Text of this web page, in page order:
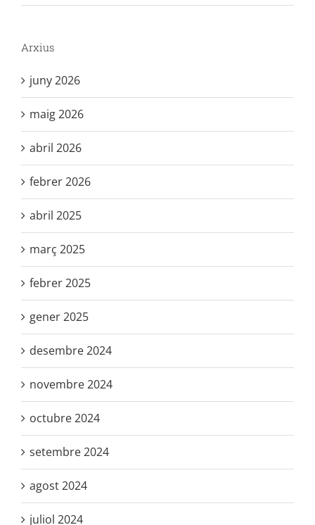
Arxius
juny 2026
maig 2026
abril 2026
febrer 2026
abril 2025
març 2025
febrer 2025
gener 2025
desembre 2024
novembre 2024
octubre 2024
setembre 2024
agost 2024
juliol 2024